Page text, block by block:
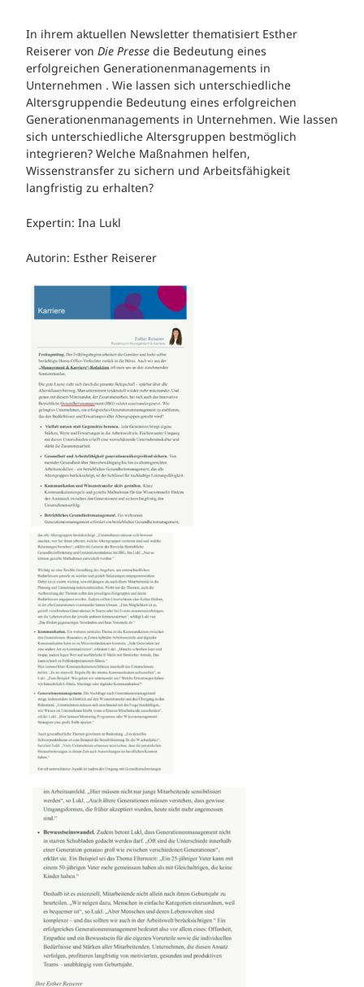
In ihrem aktuellen Newsletter thematisiert Esther
Reiserer von Die Presse die Bedeutung eines
erfolgreichen Generationenmanagements in
Unternehmen . Wie lassen sich unterschiedliche
Altersgruppendie Bedeutung eines erfolgreichen
Generationenmanagements in Unternehmen. Wie lassen
sich unterschiedliche Altersgruppen bestmöglich
integrieren? Welche Maßnahmen helfen,
Wissenstransfer zu sichern und Arbeitsfähigkeit
langfristig zu erhalten?
Expertin: Ina Lukl
Autorin: Esther Reiserer